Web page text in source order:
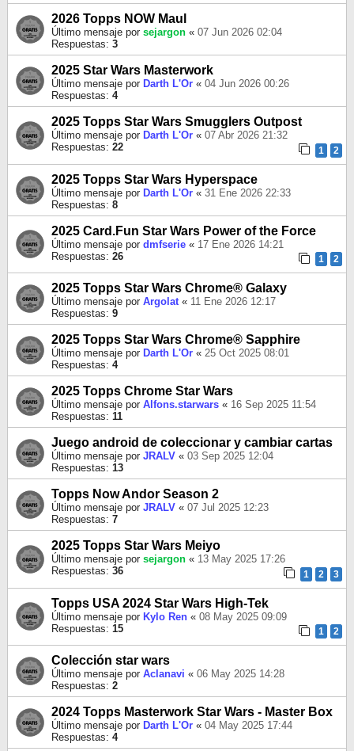
2026 Topps NOW Maul
Último mensaje por sejargon « 07 Jun 2026 02:04
Respuestas: 3
2025 Star Wars Masterwork
Último mensaje por Darth L'Or « 04 Jun 2026 00:26
Respuestas: 4
2025 Topps Star Wars Smugglers Outpost
Último mensaje por Darth L'Or « 07 Abr 2026 21:32
Respuestas: 22 1 2
2025 Topps Star Wars Hyperspace
Último mensaje por Darth L'Or « 31 Ene 2026 22:33
Respuestas: 8
2025 Card.Fun Star Wars Power of the Force
Último mensaje por dmfserie « 17 Ene 2026 14:21
Respuestas: 26 1 2
2025 Topps Star Wars Chrome® Galaxy
Último mensaje por Argolat« 11 Ene 2026 12:17
Respuestas: 9
2025 Topps Star Wars Chrome® Sapphire
Último mensaje por Darth L'Or « 25 Oct 2025 08:01
Respuestas: 4
2025 Topps Chrome Star Wars
Último mensaje por Alfons.starwars « 16 Sep 2025 11:54
Respuestas: 11
Juego android de coleccionar y cambiar cartas
Último mensaje por JRALV « 03 Sep 2025 12:04
Respuestas: 13
Topps Now Andor Season 2
Último mensaje por JRALV « 07 Jul 2025 12:23
Respuestas: 7
2025 Topps Star Wars Meiyo
Último mensaje por sejargon « 13 May 2025 17:26
Respuestas: 36 1 2 3
Topps USA 2024 Star Wars High-Tek
Último mensaje por Kylo Ren « 08 May 2025 09:09
Respuestas: 15 1 2
Colección star wars
Último mensaje por Aclanavi « 06 May 2025 14:28
Respuestas: 2
2024 Topps Masterwork Star Wars - Master Box
Último mensaje por Darth L'Or « 04 May 2025 17:44
Respuestas: 4